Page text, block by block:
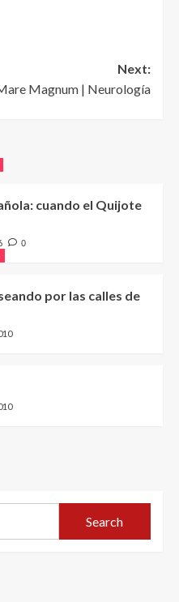
Next:
Magnum | Neurología
cuando el Quijote
0
por las calles de
Search